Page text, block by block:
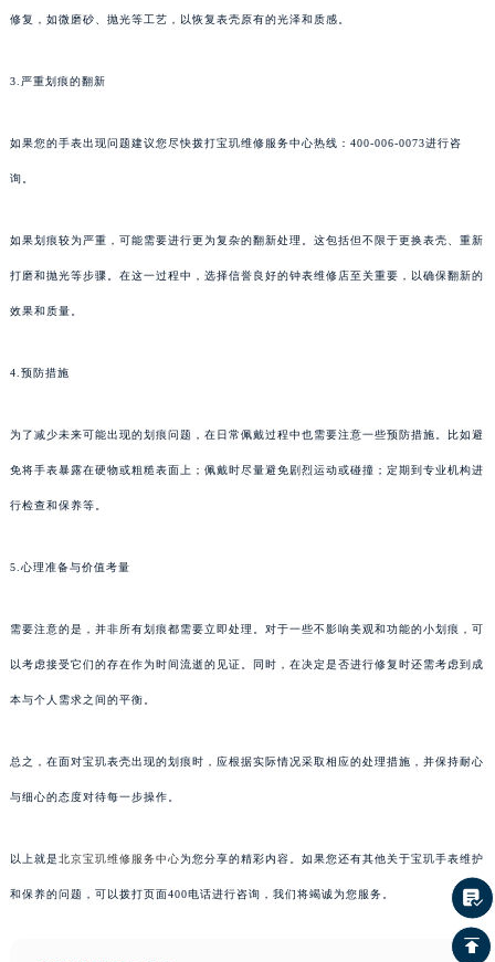
修复，如微磨砂、抛光等工艺，以恢复表壳原有的光泽和质感。
3.严重划痕的翻新
如果您的手表出现问题建议您尽快拨打宝玑维修服务中心热线：400-006-0073进行咨
询。
如果划痕较为严重，可能需要进行更为复杂的翻新处理。这包括但不限于更换表壳、重新
打磨和抛光等步骤。在这一过程中，选择信誉良好的钟表维修店至关重要，以确保翻新的
效果和质量。
4.预防措施
为了减少未来可能出现的划痕问题，在日常佩戴过程中也需要注意一些预防措施。比如避
免将手表暴露在硬物或粗糙表面上；佩戴时尽量避免剧烈运动或碰撞；定期到专业机构进
行检查和保养等。
5.心理准备与价值考量
需要注意的是，并非所有划痕都需要立即处理。对于一些不影响美观和功能的小划痕，可
以考虑接受它们的存在作为时间流逝的见证。同时，在决定是否进行修复时还需考虑到成
本与个人需求之间的平衡。
总之，在面对宝玑表壳出现的划痕时，应根据实际情况采取相应的处理措施，并保持耐心
与细心的态度对待每一步操作。
以上就是北京宝玑维修服务中心为您分享的精彩内容。如果您还有其他关于宝玑手表维护
和保养的问题，可以拨打页面400电话进行咨询，我们将竭诚为您服务。